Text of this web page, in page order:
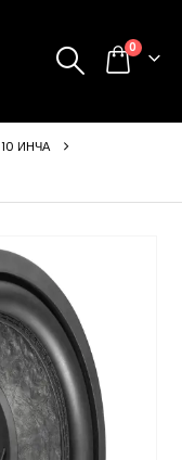
0
10 ИНЧА